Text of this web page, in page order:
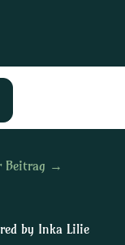
Beitrag →
by Inka Lilie